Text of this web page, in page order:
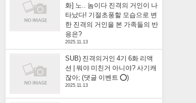
화] 노.. 놈이다 진격의 거인이 나
타났다! 기절초풍할 모습으로 변
한 진격의 거인을 본 가족들의 반
응은?
2025.11.13
SUB) 진격의거인 4기 6화 리액
션 | 뭐야 미친거 아니야? 사기캐
잖아; (댓글 이벤트 ⭕)
2025.11.13